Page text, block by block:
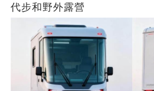
代步和野外露營